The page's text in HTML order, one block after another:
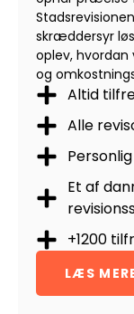
skræddersyr
oplev,
og
Altid
Alle
Et af
+1200
LÆS